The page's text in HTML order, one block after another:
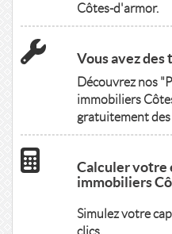
Côtes-d'armor.
Vous avez des
Découvrez nos
immobiliers
gratuitement des
Calculer votre
immobiliers
Simulez votre
clics.